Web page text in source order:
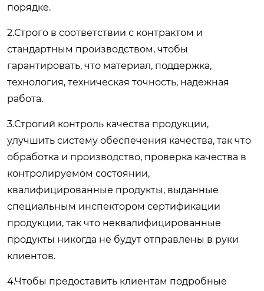
порядке.
2.Строго в соответствии с контрактом и
стандартным производством, чтобы
гарантировать, что материал, поддержка,
технология, техническая точность, надежная
работа.
3.Строгий контроль качества продукции,
улучшить систему обеспечения качества, так что
обработка и производство, проверка качества в
контролируемом состоянии,
квалифицированные продукты, выданные
специальным инспектором сертификации
продукции, так что неквалифицированные
продукты никогда не будут отправлены в руки
клиентов.
4.Чтобы предоставить клиентам подробные